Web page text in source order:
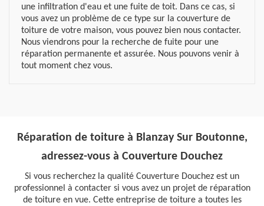
une infiltration d'eau et une fuite de toit. Dans ce cas, si
vous avez un problème de ce type sur la couverture de
toiture de votre maison, vous pouvez bien nous contacter.
Nous viendrons pour la recherche de fuite pour une
réparation permanente et assurée. Nous pouvons venir à
tout moment chez vous.
Réparation de toiture à Blanzay Sur Boutonne,
adressez-vous à Couverture Douchez
Si vous recherchez la qualité Couverture Douchez est un
professionnel à contacter si vous avez un projet de réparation
de toiture en vue. Cette entreprise de toiture a toutes les